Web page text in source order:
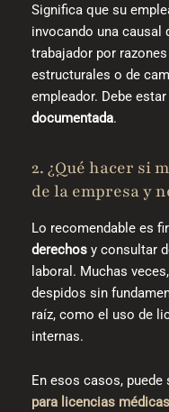
Significa que su
invocando una causal
trabajador por
estructurales o de
empleador. Debe
documentada.
2. ¿Qué hacer si
de la empresa y
Lo recomendable es
derechos y consultar
laboral. Muchas
despidos sin
raíz, como el uso de
internas.
En esos casos,
para licencias médicas